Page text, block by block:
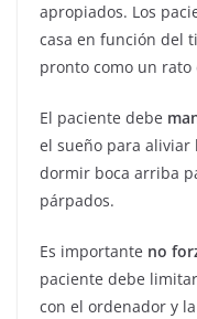
apropiados. Los
casa en función del
pronto como un
El paciente debe
el sueño para aliviar
dormir boca arriba
párpados.
Es importante no
paciente debe
con el ordenador y